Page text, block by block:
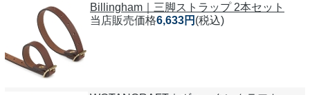
Billingham｜三脚ストラップ 2本セット
当店販売価格6,633円 (税込)